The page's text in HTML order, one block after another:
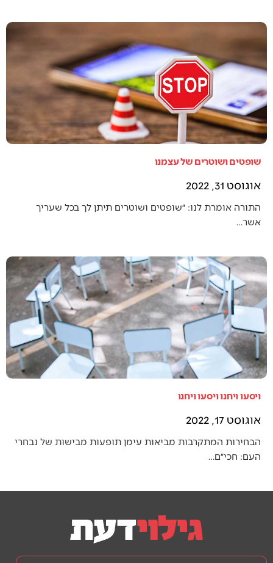
שופטים ושוטרים של עצמנו
אוגוסט 31, 2022
התורה אומרת לנו: ״שופטים ושוטרים תיתן לך בכל שעריך
אשר…
ויסעו ויחנו ויסעו ויחנו
אוגוסט 17, 2022
הבחירות המתקרבות מביאות עימן תופעות מבישות של נבחרי
העם: חכי״ם…